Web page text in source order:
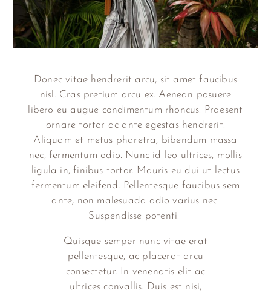
Donec vitae hendrerit arcu, sit amet faucibus
nisl. Cras pretium arcu ex. Aenean posuere
libero eu augue condimentum rhoncus. Praesent
ornare tortor ac ante egestas hendrerit.
Aliquam et metus pharetra, bibendum massa
nec, fermentum odio. Nunc id leo ultrices, mollis
ligula in, finibus tortor. Mauris eu dui ut lectus
fermentum eleifend. Pellentesque faucibus sem
ante, non malesuada odio varius nec.
Suspendisse potenti.
Quisque semper nunc vitae erat
pellentesque, ac placerat arcu
consectetur. In venenatis elit ac
ultrices convallis. Duis est nisi,